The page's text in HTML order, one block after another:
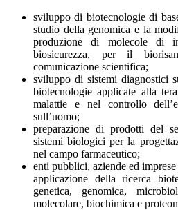
sviluppo di biotecnologie di
studio della genomica e la
produzione di molecole di
biosicurezza, per il
comunicazione scientifica;
sviluppo di sistemi diagnostici
biotecnologie applicate alla
malattie e nel controllo
sull’uomo;
preparazione di prodotti del
sistemi biologici per la
nel campo farmaceutico;
enti pubblici, aziende ed
applicazione della ricerca
genetica, genomica,
molecolare, biochimica e